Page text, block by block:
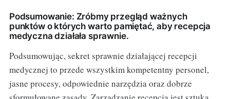
Podsumowanie: Zróbmy przegląd ważnych
punktów o których warto pamiętać, aby recepcja
medyczna działała sprawnie.
Podsumowując, sekret sprawnie działającej recepcji
medycznej to przede wszystkim kompetentny personel,
jasne procesy, odpowiednie narzędzia oraz dobrze